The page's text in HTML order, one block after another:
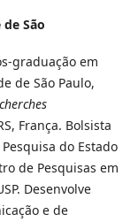
São
graduação em
de São Paulo,
França. Bolsista
do Estado
de Pesquisas em
Desenvolve
e de